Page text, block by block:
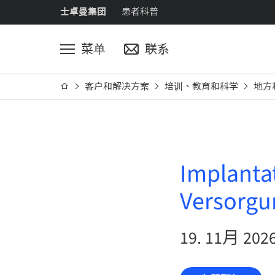
士卓曼集团 患者科普
菜单 联系
客户和解决方案 培训、教育和科学 地方
19. 11月